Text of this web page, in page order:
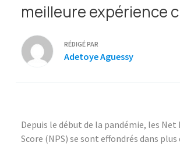
meilleure expérience
RÉDIGÉ PAR
Adetoye Aguessy
Depuis le début de la pandémie, les
Score (NPS) se sont effondrés dans plus